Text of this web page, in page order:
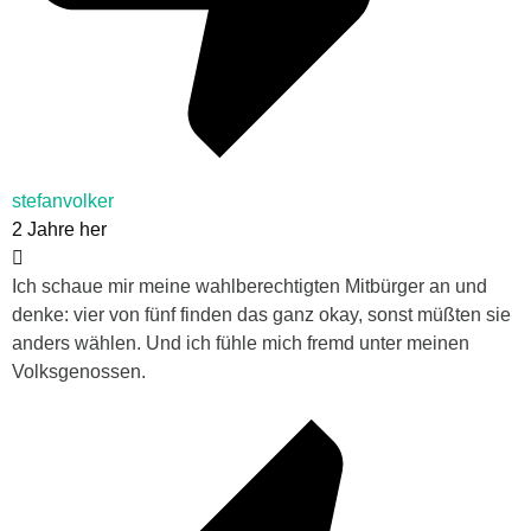
stefanvolker
2 Jahre her
Ich schaue mir meine wahlberechtigten Mitbürger an und
denke: vier von fünf finden das ganz okay, sonst müßten sie
anders wählen. Und ich fühle mich fremd unter meinen
Volksgenossen.